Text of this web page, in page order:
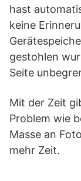
hast
keine
gestohlen
Seite
Mit der Zeit
Problem wie
Masse an
mehr Zeit.